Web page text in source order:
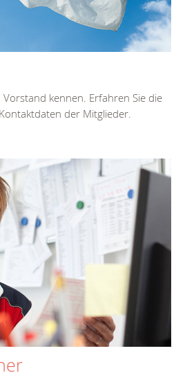
kennen. Erfahren Sie die
der Mitglieder.